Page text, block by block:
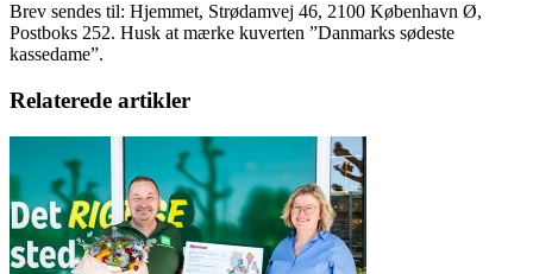
Brev sendes til: Hjemmet, Strødamvej 46, 2100 København Ø,
Postboks 252. Husk at mærke kuverten ”Danmarks sødeste
kassedame”.
Relaterede artikler